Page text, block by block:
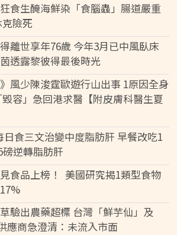
食生醃海鮮染「食腦蟲」腸道嚴重
險死
離世享年76歲 今年3月已中風臥床
透露黎彼得最後時光
風少陳浚霆歐遊行山出事 1原因全身
容」急回港求醫【附皮膚科醫生夏
日食三文治變中度脂肪肝 早餐改吃1
逆轉脂肪肝
食品上榜！ 美國研究揭1類型食物
驗出農藥超標 台灣「鮮芋仙」及
應商急澄清：未流入市面